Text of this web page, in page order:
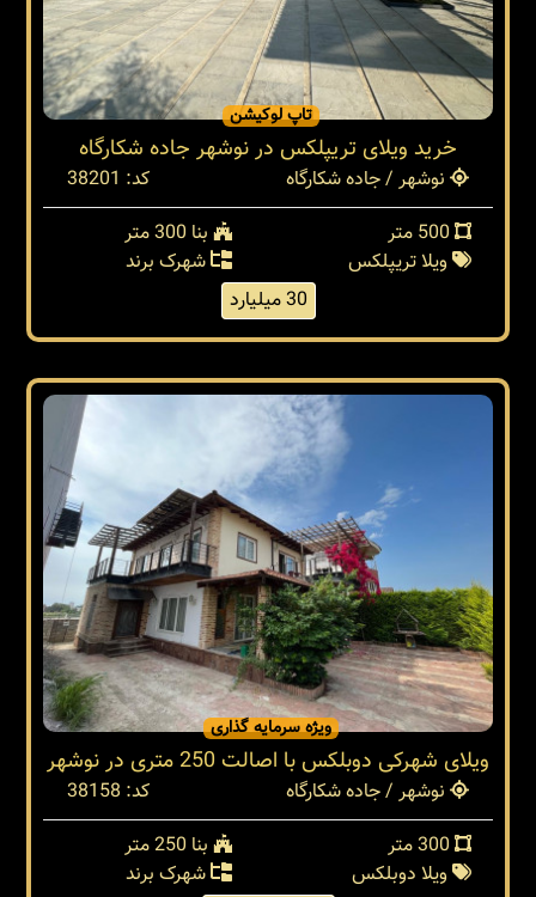
تاپ لوکیشن
خرید ویلای تریپلکس در نوشهر جاده شکارگاه
نوشهر / جاده شکارگاه
کد: 38201
بنا 300 متر
ویلا تریپلکس
شهرک برند
30 میلیارد
ویژه سرمایه گذاری
ویلای شهرکی دوبلکس با اصالت 250 متری در نوشهر
نوشهر / جاده شکارگاه
کد: 38158
بنا 250 متر
ویلا دوبلکس
شهرک برند